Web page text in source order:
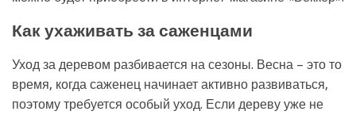
Как ухаживать за саженцами
Уход за деревом разбивается на сезоны. Весна – это то
время, когда саженец начинает активно развиваться,
поэтому требуется особый уход. Если дереву уже не